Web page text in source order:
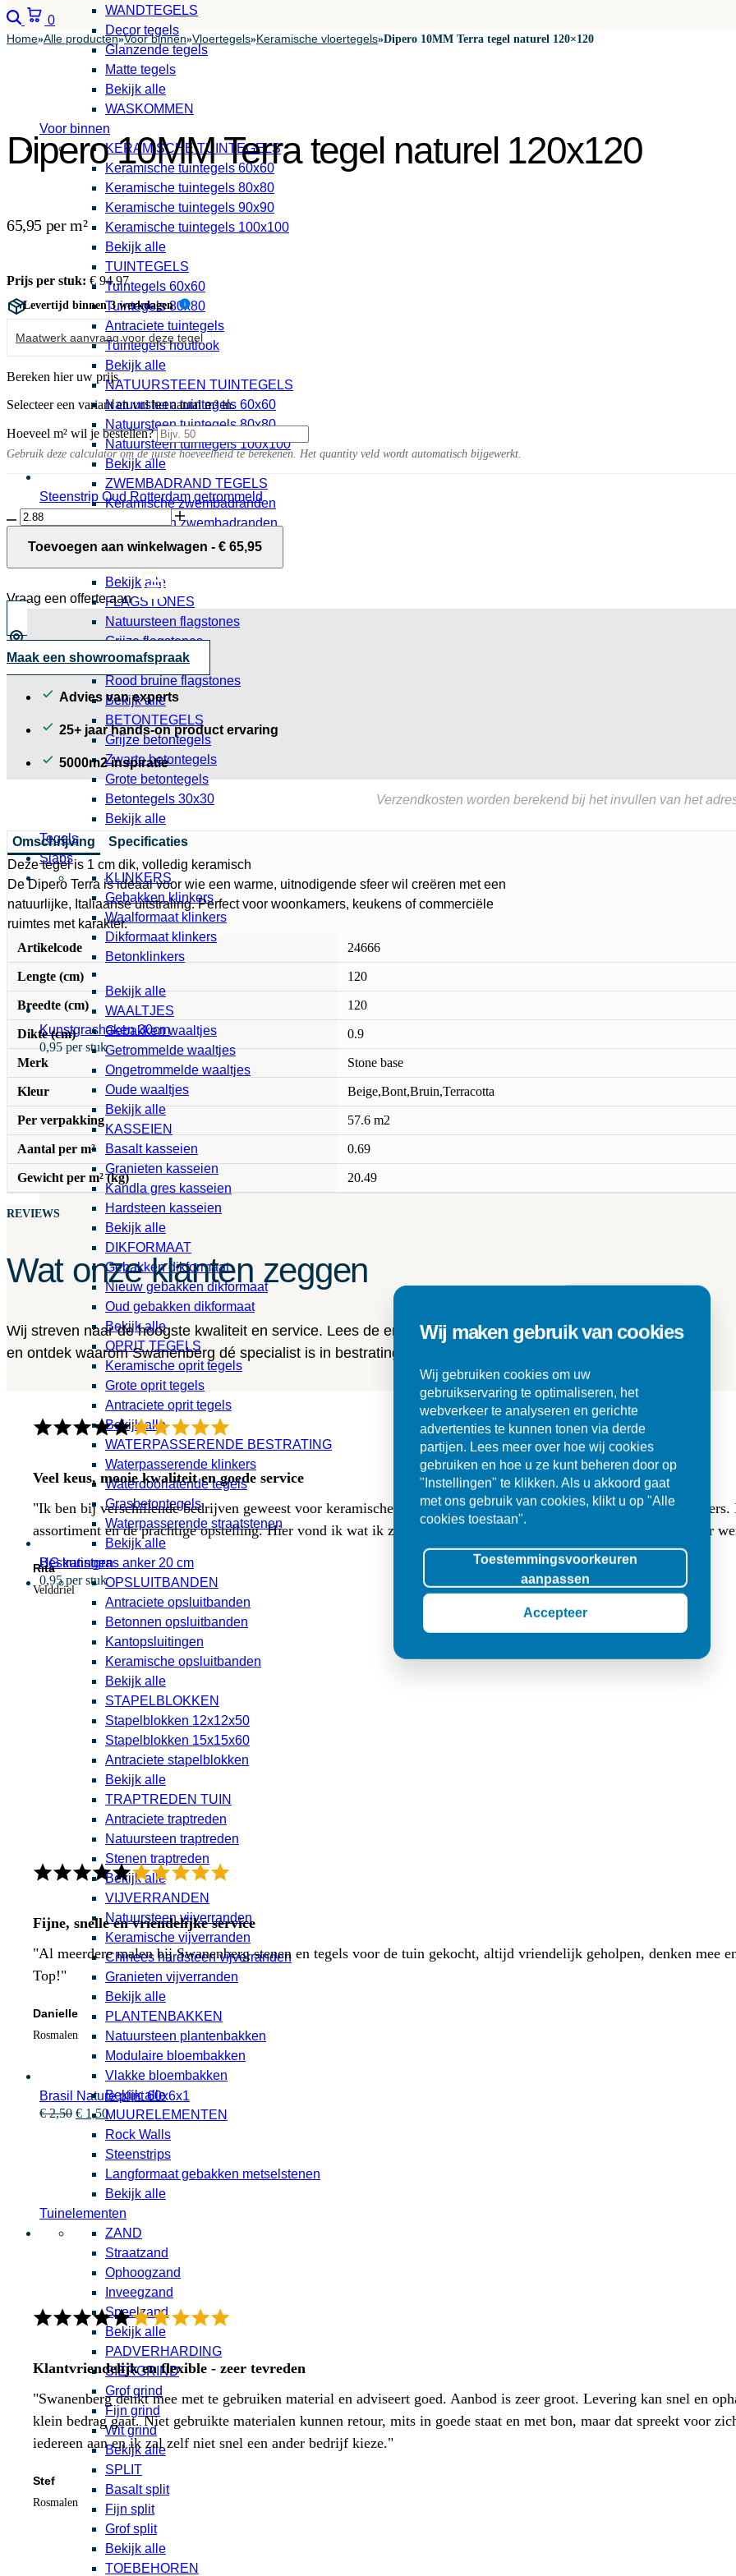
Steenstrip Oud Rotterdam getrommeld
0,95 per stuk
Kunstgrashaken 30cm
0,95 per stuk
HG kunstgras anker 20 cm
0,95 per stuk
Brasil Nature plint 60x6x1
€2,50 Oorspronkelijke
was:
€ 2,50.
€ 1,50Huidige
prijs
is:
€ 1,50.
WANDTEGELS
Decor tegels
Glanzende tegels
Matte tegels
Bekijk alle
WASKOMMEN
Voor binnen
KERAMISCHE TUINTEGELS
Keramische tuintegels 60x60
Keramische tuintegels 80x80
Keramische tuintegels 90x90
Keramische tuintegels 100x100
Bekijk alle
TUINTEGELS
Tuintegels 60x60
Tuintegels 80x80
Antraciete tuintegels
Tuintegels houtlook
Bekijk alle
NATUURSTEEN TUINTEGELS
Natuursteen tuintegels 60x60
Natuursteen tuintegels 80x80
Natuursteen tuintegels 100x100
Bekijk alle
ZWEMBADRAND TEGELS
Keramische zwembadranden
Natuursteen zwembadranden
Granieten zwembadranden
Bekijk alle
FLAGSTONES
Natuursteen flagstones
Grijze flagstones
Beige flagstones
Rood bruine flagstones
Bekijk alle
BETONTEGELS
Grijze betontegels
Zwarte betontegels
Grote betontegels
Betontegels 30x30
Bekijk alle
Tegels
Slabs
KLINKERS
Gebakken klinkers
Waalformaat klinkers
Dikformaat klinkers
Betonklinkers
Bekijk alle
WAALTJES
Gebakken waaltjes
Getrommelde waaltjes
Ongetrommelde waaltjes
Oude waaltjes
Bekijk alle
KASSEIEN
Basalt kasseien
Granieten kasseien
Kandla gres kasseien
Hardsteen kasseien
Bekijk alle
DIKFORMAAT
Gebakken dikformaat
Nieuw gebakken dikformaat
Oud gebakken dikformaat
Bekijk alle
OPRIT TEGELS
Keramische oprit tegels
Grote oprit tegels
Antraciete oprit tegels
Bekijk alle
WATERPASSERENDE BESTRATING
Waterpasserende klinkers
Waterdoorlatende tegels
Grasbetontegels
Waterpasserende straatstenen
Bekijk alle
Bestratingen
OPSLUITBANDEN
Antraciete opsluitbanden
Betonnen opsluitbanden
Kantopsluitingen
Keramische opsluitbanden
Bekijk alle
STAPELBLOKKEN
Stapelblokken 12x12x50
Stapelblokken 15x15x60
Antraciete stapelblokken
Bekijk alle
TRAPTREDEN TUIN
Antraciete traptreden
Natuursteen traptreden
Stenen traptreden
Bekijk alle
VIJVERRANDEN
Natuursteen vijverranden
Keramische vijverranden
Chinees hardsteen vijverranden
Granieten vijverranden
Bekijk alle
PLANTENBAKKEN
Natuursteen plantenbakken
Modulaire bloembakken
Vlakke bloembakken
Bekijk alle
MUURELEMENTEN
Rock Walls
Steenstrips
Langformaat gebakken metselstenen
Bekijk alle
Tuinelementen
ZAND
Straatzand
Ophoogzand
Inveegzand
Speelzand
Bekijk alle
PADVERHARDING
SIERGRIND
Grof grind
Fijn grind
Wit grind
Bekijk alle
SPLIT
Basalt split
Fijn split
Grof split
Bekijk alle
TOEBEHOREN
Zoeken
0 Winkelwagen
Home»Alle producten»Voor binnen»Vloertegels»Keramische vloertegels»Dipero 10MM Terra tegel naturel 120×120
Dipero 10MM Terra tegel naturel 120x120
65,95 per m²
Prijs per stuk: € 94,97
Levertijd binnen 3 werkdagen i
Maatwerk aanvraag voor deze tegel
Bereken hier uw prijs
Selecteer een variant en vul het aantal m² in.
Hoeveel m² wil je bestellen?
Gebruik deze calculator om de juiste hoeveelheid te berekenen. Het quantity veld wordt automatisch bijgewerkt.
Dipero
10MM
Terra
aantal
Toevoegen aan winkelwagen - € 65,95
Vraag een offerte aan
Maak een showroomafspraak
Advies van experts
25+ jaar hands-on product ervaring
5000m2 inspiratie
Verzendkosten worden berekend bij het invullen van het
Omschrijving
Specificaties
Deze tegel is 1 cm dik, volledig keramisch
De Dipero Terra is ideaal voor wie een warme, uitnodigende sfeer wil creëren met een
natuurlijke, Italiaanse uitstraling. Perfect voor woonkamers, keukens of commerciële
ruimtes met karakter.
Artikelcode
24666
Lengte (cm) 120
Breedte (cm) 120
Dikte (cm) 0.9
Merk Stone base
Kleur Beige,Bont,Bruin,Terracotta
Per verpakking 57.6 m2
Aantal per m² 0.69
Gewicht per m² (kg) 20.49
REVIEWS
Wat onze klanten zeggen
Wij streven naar de hoogste kwaliteit en service. Lees de ervaringen van onze klanten
en ontdek waarom Swanenberg dé specialist is in bestrating en tegels.
Veel keus, mooie kwaliteit en goede service
"Ik ben bij verschillende bedrijven geweest voor keramische buitentegels (3 cm dik, 80x80) en (luxe lange)
assortiment en de prachtige opstelling. Hier vond ik wat ik zocht. Ik werd er met veel geduld goed geholpen en er
Rita
Velddriel
Fijne, snelle en vriendelijke service
"Al meerdere malen bij Swanenberg stenen en tegels voor de tuin gekocht, altijd vriendelijk geholpen, denken mee
Top!"
Danielle
Rosmalen
Klantvriendelijk en flexible - zeer tevreden
"Swanenberg denkt mee met te gebruiken material en adviseert goed. Aanbod is zeer groot. Levering kan snel en
klein bedrag gaat. Niet gebruikte materialen kunnen retour, mits in goede staat en met bon, maar dat spreekt voor
iedereen aan en ik zal zelf niet snel een ander bedrijf kieze."
Stef
Rosmalen
Wij maken gebruik van cookies
Wij gebruiken cookies om uw
gebruikservaring te optimaliseren, het
webverkeer te analyseren en gerichte
advertenties te kunnen tonen via derde
partijen. Lees meer over hoe wij cookies
gebruiken en hoe u ze kunt beheren door op
"Instellingen" te klikken. Als u akkoord gaat
met ons gebruik van cookies, klikt u op "Alle
cookies toestaan".
Toestemmingsvoorkeuren
aanpassen
Accepteer